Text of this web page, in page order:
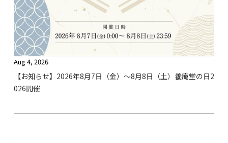
Aug 4, 2026
【お知らせ】2026年8月7日（金）〜8月8日（土）養庵堂の日2
026開催